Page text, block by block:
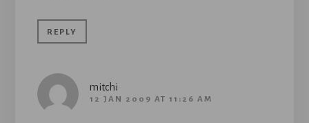
REPLY
mitchi
12 JAN 2009 AT 11:26 AM